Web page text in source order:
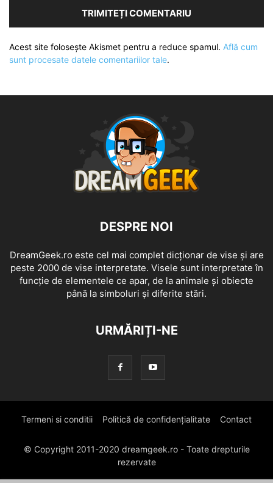
Acest site folosește Akismet pentru a reduce spamul. Află cum
sunt procesate datele comentariilor tale.
DESPRE NOI
DreamGeek.ro este cel mai complet dicționar de vise și are
peste 2000 de vise interpretate. Visele sunt interpretate în
funcție de elementele ce apar, de la animale și obiecte
până la simboluri și diferite stări.
URMĂRIȚI-NE
Termeni si conditii Politică de confidențialitate Contact
© Copyright 2011-2020 dreamgeek.ro - Toate drepturile
rezervate